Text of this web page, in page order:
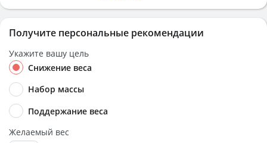
Получите персональные рекомендации
Укажите вашу цель
Снижение веса
Набор массы
Поддержание веса
Желаемый вес